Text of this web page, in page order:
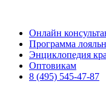
Онлайн
Программа
Энциклопедия
Оптовикам
8 (495) 545-47-87